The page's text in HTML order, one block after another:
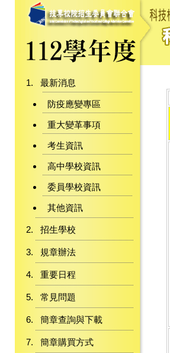
最新消息
防疫應變專區
重大變革事項
考生資訊
高中學校資訊
委員學校資訊
其他資訊
招生學校
規章辦法
重要日程
常見問題
簡章查詢與下載
簡章購買方式